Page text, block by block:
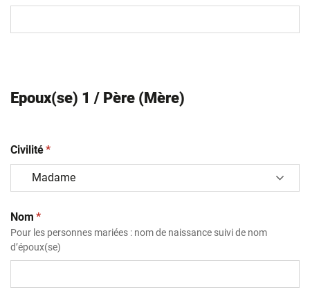
Epoux(se) 1 / Père (Mère)
Civilité(obligatoire)
*
Nom (obligatoire)
*
Pour les personnes mariées : nom de naissance suivi de nom
d’époux(se)